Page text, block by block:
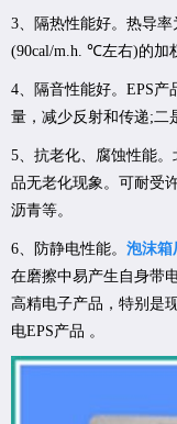
3、隔热性能好。热导
(90cal/m.h. ℃左右)的加
4、隔音性能好。EPS
量，减少反射和传递;二
5、抗老化、腐蚀性能
品无老化现象。可耐受
沥青等。
6、防静电性能。 泡沫箱
在磨擦中易产生自身带
高精电子产品，特别是
电EPS产品 。